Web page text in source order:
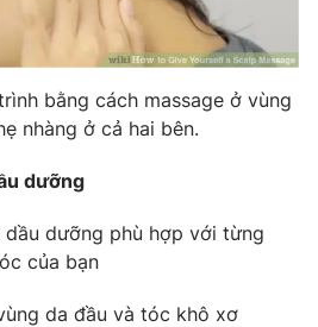
bằng cách massage ở vùng
nhàng ở cả hai bên.
dưỡng
dầu dưỡng phù hợp với từng
của bạn
da đầu và tóc khô xơ